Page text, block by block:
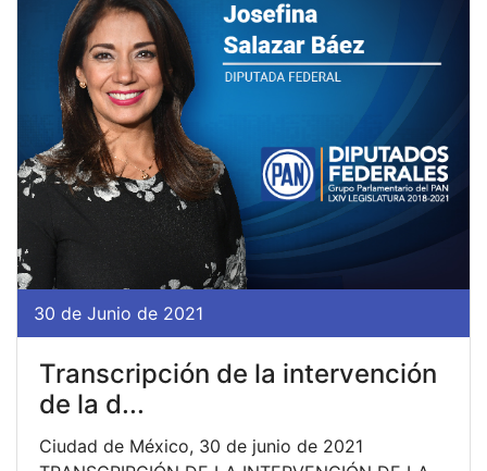
30 de Junio de 2021
Transcripción de la intervención
de la d...
Ciudad de México, 30 de junio de 2021